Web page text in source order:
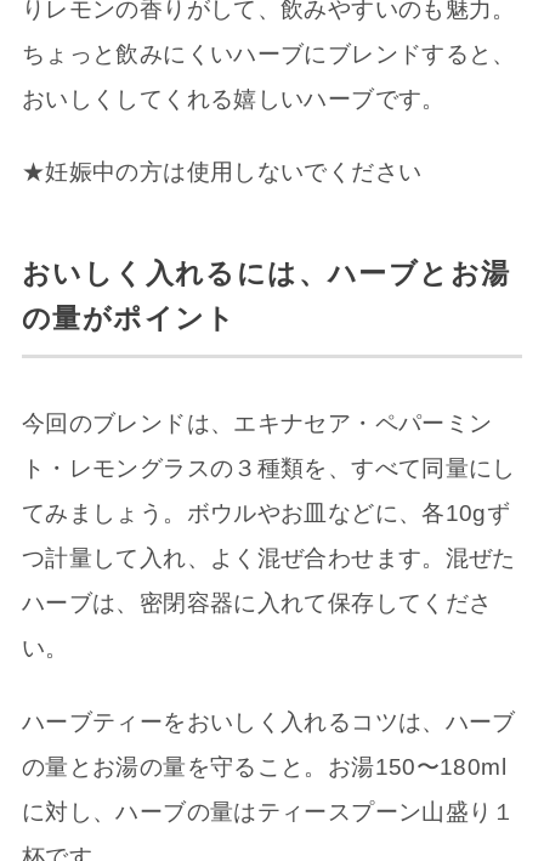
りレモンの香りがして、飲みやすいのも魅力。
ちょっと飲みにくいハーブにブレンドすると、
おいしくしてくれる嬉しいハーブです。
★妊娠中の方は使用しないでください
おいしく入れるには、ハーブとお湯
の量がポイント
今回のブレンドは、エキナセア・ペパーミン
ト・レモングラスの３種類を、すべて同量にし
てみましょう。ボウルやお皿などに、各10gず
つ計量して入れ、よく混ぜ合わせます。混ぜた
ハーブは、密閉容器に入れて保存してくださ
い。
ハーブティーをおいしく入れるコツは、ハーブ
の量とお湯の量を守ること。お湯150〜180ml
に対し、ハーブの量はティースプーン山盛り１